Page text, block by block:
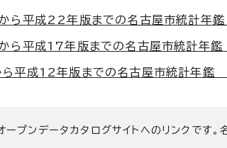
ら平成22年版までの名古屋市統計
ら平成17年版までの名古屋市統計
ら平成12年版までの名古屋市統計年
ープンデータカタログサイトへのリンクです